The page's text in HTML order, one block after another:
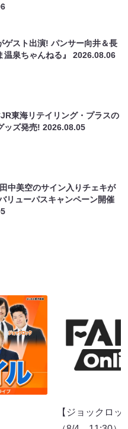
ゲスト出演! パンサー向井＆長
温泉ちゃんねる』2026.08.06
東海リテイリング・プラスの
ッズ発売!2026.08.05
中美空のサイン入りチェキが
リューパスキャンペーン開催
【ジョックロ